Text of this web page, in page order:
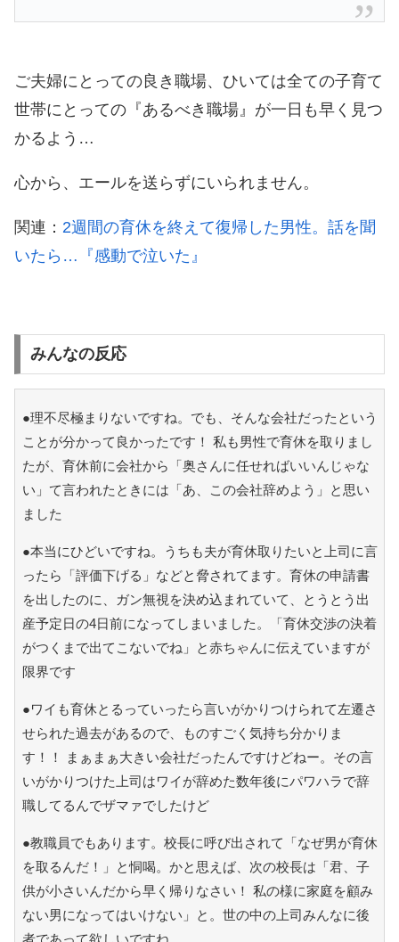
ご夫婦にとっての良き職場、ひいては全ての子育て
世帯にとっての『あるべき職場』が一日も早く見つ
かるよう…
心から、エールを送らずにいられません。
関連： 2週間の育休を終えて復帰した男性。話を聞
いたら…『感動で泣いた』
みんなの反応
●理不尽極まりないですね。でも、そんな会社だったという
ことが分かって良かったです！ 私も男性で育休を取りまし
たが、育休前に会社から「奥さんに任せればいいんじゃな
い」て言われたときには「あ、この会社辞めよう」と思い
ました
●本当にひどいですね。うちも夫が育休取りたいと上司に言
ったら「評価下げる」などと脅されてます。育休の申請書
を出したのに、ガン無視を決め込まれていて、とうとう出
産予定日の4日前になってしまいました。「育休交渉の決着
がつくまで出てこないでね」と赤ちゃんに伝えていますが
限界です
●ワイも育休とるっていったら言いがかりつけられて左遷さ
せられた過去があるので、ものすごく気持ち分かりま
す！！ まぁまぁ大きい会社だったんですけどねー。その言
いがかりつけた上司はワイが辞めた数年後にパワハラで辞
職してるんでザマァでしたけど
●教職員でもあります。校長に呼び出されて「なぜ男が育休
を取るんだ！」と恫喝。かと思えば、次の校長は「君、子
供が小さいんだから早く帰りなさい！ 私の様に家庭を顧み
ない男になってはいけない」と。世の中の上司みんなに後